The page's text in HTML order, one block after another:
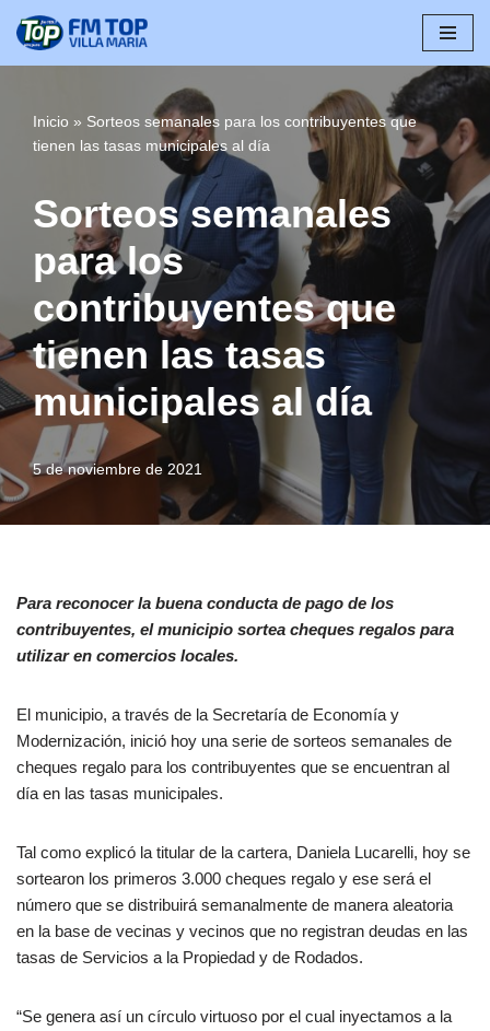
Inicio » Sorteos semanales para los contribuyentes que
tienen las tasas municipales al día
Sorteos semanales
para los
contribuyentes que
tienen las tasas
municipales al día
5 de noviembre de 2021
Para reconocer la buena conducta de pago de los
contribuyentes, el municipio sortea cheques regalos para
utilizar en comercios locales.
El municipio, a través de la Secretaría de Economía y
Modernización, inició hoy una serie de sorteos semanales de
cheques regalo para los contribuyentes que se encuentran al
día en las tasas municipales.
Tal como explicó la titular de la cartera, Daniela Lucarelli, hoy se
sortearon los primeros 3.000 cheques regalo y ese será el
número que se distribuirá semanalmente de manera aleatoria
en la base de vecinas y vecinos que no registran deudas en las
tasas de Servicios a la Propiedad y de Rodados.
“Se genera así un círculo virtuoso por el cual inyectamos a la